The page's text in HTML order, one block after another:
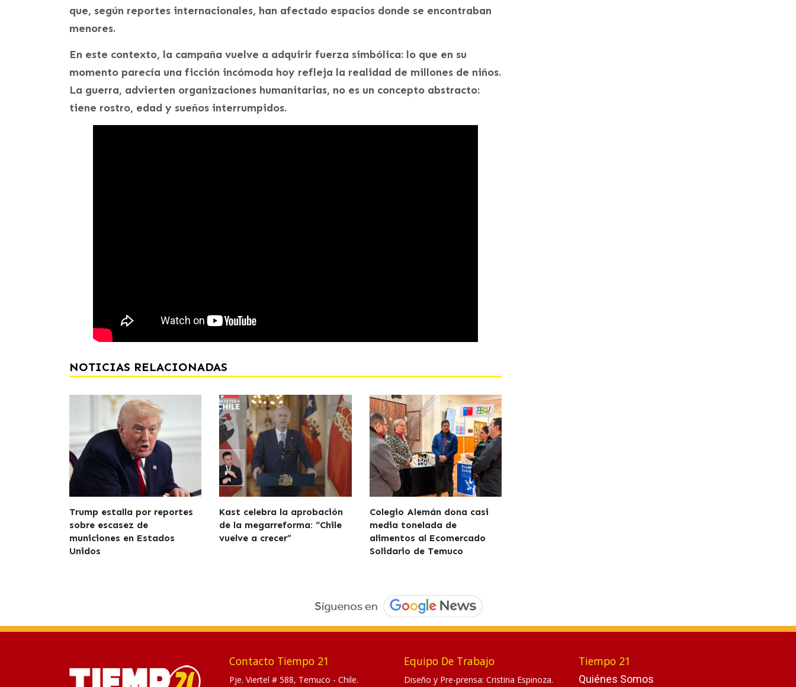
que, según reportes internacionales, han afectado espacios donde se encontraban
menores.
En este contexto, la campaña vuelve a adquirir fuerza simbólica: lo que en su
momento parecía una ficción incómoda hoy refleja la realidad de millones de niños.
La guerra, advierten organizaciones humanitarias, no es un concepto abstracto:
tiene rostro, edad y sueños interrumpidos.
NOTICIAS RELACIONADAS
Trump estalla por reportes
sobre escasez de
municiones en Estados
Unidos
Kast celebra la aprobación
de la megarreforma: “Chile
vuelve a crecer”
Colegio Alemán dona casi
media tonelada de
alimentos al Ecomercado
Solidario de Temuco
Contacto Tiempo 21
Pje. Viertel # 588, Temuco - Chile.
Equipo De Trabajo
Diseño y Pre-prensa: Cristina Espinoza.
Tiempo 21
Quiénes Somos